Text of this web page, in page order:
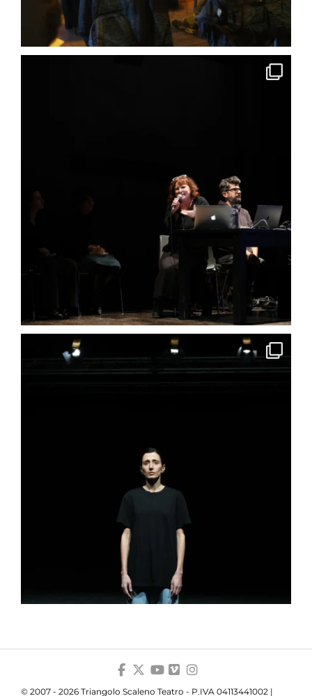
© 2007 - 2026 Triangolo Scaleno Teatro - P.IVA 04113441002 |